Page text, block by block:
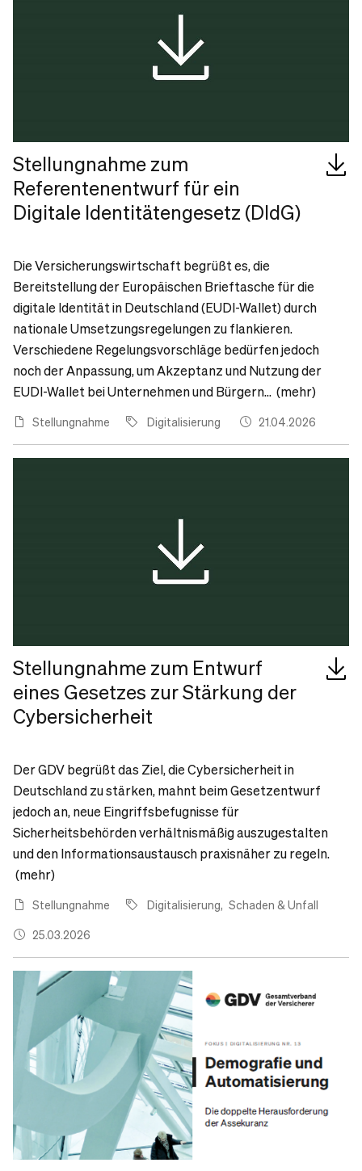
Stellungnahme zum
Referentenentwurf für ein
Digitale Identitätengesetz (DIdG)
Die Versicherungswirtschaft begrüßt es, die
Bereitstellung der Europäischen Brieftasche für die
digitale Identität in Deutschland (EUDI-Wallet) durch
nationale Umsetzungsregelungen zu flankieren.
Verschiedene Regelungsvorschläge bedürfen jedoch
noch der Anpassung, um Akzeptanz und Nutzung der
EUDI-Wallet bei Unternehmen und Bürgern... (mehr)
Stellungnahme Digitalisierung 21.04.2026
Stellungnahme zum Entwurf
eines Gesetzes zur Stärkung der
Cybersicherheit
Der GDV begrüßt das Ziel, die Cybersicherheit in
Deutschland zu stärken, mahnt beim Gesetzentwurf
jedoch an, neue Eingriffsbefugnisse für
Sicherheitsbehörden verhältnismäßig auszugestalten
und den Informationsaustausch praxisnäher zu regeln.
(mehr)
Stellungnahme Digitalisierung Schaden & Unfall
25.03.2026